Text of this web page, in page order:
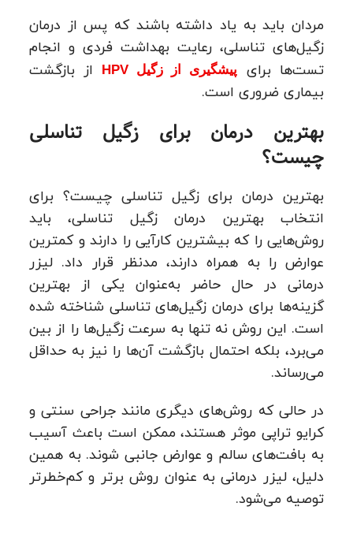
مردان باید به یاد داشته باشند که پس از درمان
زگیل‌های تناسلی، رعایت بهداشت فردی و انجام
تست‌ها برای
پیشگیری از زگیل HPV
از بازگشت
بیماری ضروری است.
بهترین درمان برای زگیل تناسلی
چیست؟
بهترین درمان برای زگیل تناسلی چیست؟ برای
انتخاب بهترین درمان زگیل تناسلی، باید
روش‌هایی را که بیشترین کارآیی را دارند و کمترین
عوارض را به همراه دارند، مدنظر قرار داد. لیزر
درمانی در حال حاضر به‌عنوان یکی از بهترین
گزینه‌ها برای درمان زگیل‌های تناسلی شناخته شده
است. این روش نه تنها به سرعت زگیل‌ها را از بین
می‌برد، بلکه احتمال بازگشت آن‌ها را نیز به حداقل
می‌رساند.
در حالی که روش‌های دیگری مانند جراحی سنتی و
کرایو تراپی موثر هستند، ممکن است باعث آسیب
به بافت‌های سالم و عوارض جانبی شوند. به همین
دلیل، لیزر درمانی به عنوان روش برتر و کم‌خطرتر
توصیه می‌شود.